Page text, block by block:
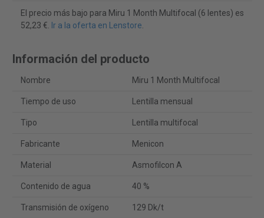
El precio más bajo para Miru 1 Month Multifocal (6 lentes) es
52,23 €. Ir a la oferta en Lenstore.
Información del producto
Nombre Miru 1 Month Multifocal
Tiempo de uso Lentilla mensual
Tipo Lentilla multifocal
Fabricante Menicon
Material Asmofilcon A
Contenido de agua 40 %
Transmisión de oxígeno 129 Dk/t